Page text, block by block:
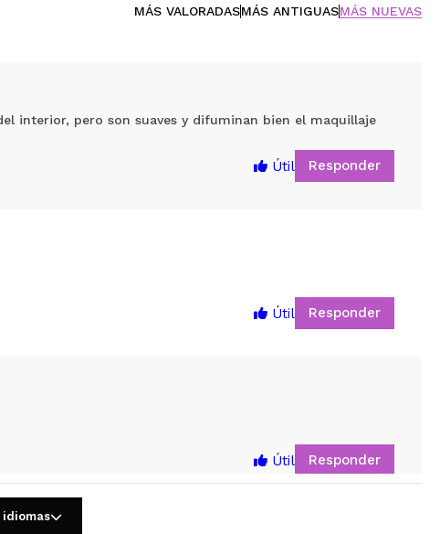
MÁS VALORADASMÁS ANTIGUASMÁS NUEVAS
interior, pero son suaves y difuminan bien el maquillaje
Útil Responder
Útil Responder
Útil Responder
idiomas